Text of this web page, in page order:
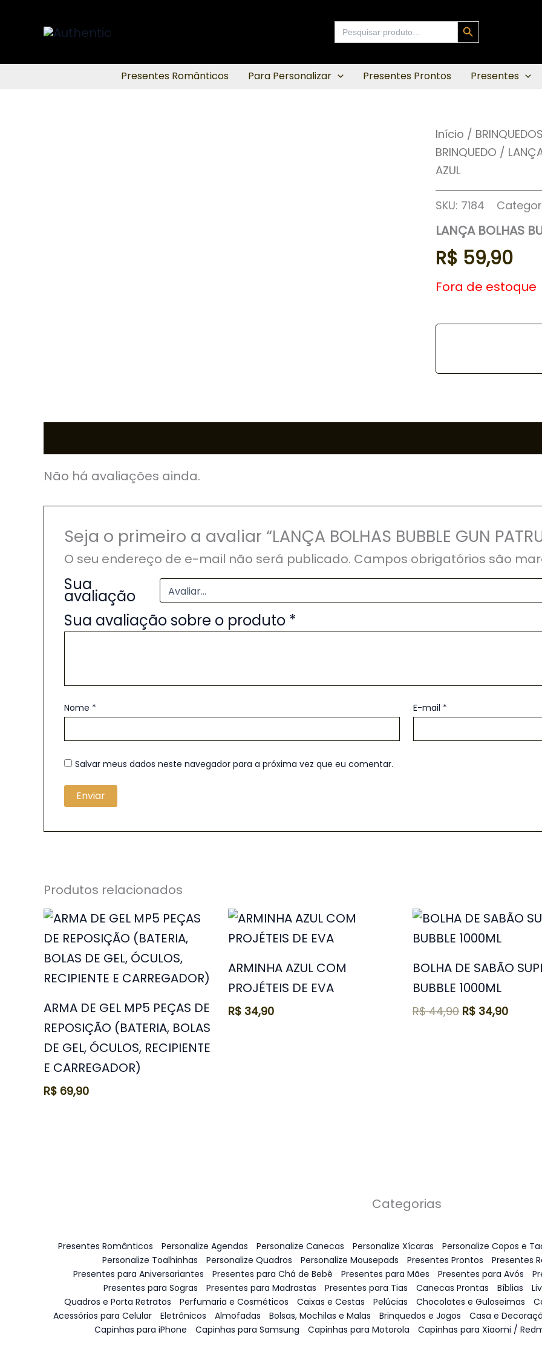
conteúdo
Search
for:
Search Button
Presentes Românticos Para Personalizar Presentes Prontos Presentes
Início /
BRINQUEDO /
AZUL
SKU: 7184
LANÇA BOLHAS
R$ 59,90
Fora de estoque
Não há avaliações ainda.
Seja o primeiro a avaliar “LANÇA BOLHAS BUBBLE GUN
O seu endereço de e-mail não será publicado. Campos obrigatórios são
Sua
avaliação
Sua avaliação sobre o produto *
Nome * E-mail *
Salvar meus dados neste navegador para a próxima vez que eu comentar.
Produtos relacionados
ARMA DE GEL MP5 PEÇAS DE
REPOSIÇÃO (BATERIA, BOLAS
DE GEL, ÓCULOS, RECIPIENTE
E CARREGADOR)
R$ 69,90
ARMINHA AZUL COM
PROJÉTEIS DE EVA
R$ 34,90
BOLHA DE SABÃO
BUBBLE 1000ML
R$44,90
O
original
R$ 44,90.
R$ 34,90
O
R$
Categorias
Presentes Românticos Personalize Agendas Personalize Canecas Personalize Xícaras Personalize Copos e
Personalize Toalhinhas
Personalize Quadros Personalize Mousepads Presentes Prontos Presentes
Presentes para Aniversariantes
Presentes para Chá de Bebê Presentes para Mães Presentes para Avós
Presentes para Sogras
Presentes para Madrastas Presentes para Tias Canecas Prontas Bíblias
Quadros e Porta Retratos
Perfumaria e Cosméticos Caixas e Cestas Pelúcias Chocolates e Guloseimas
Acessórios para Celular
Eletrônicos Almofadas Bolsas, Mochilas e Malas Brinquedos e Jogos Casa e
Capinhas para iPhone
Capinhas para Samsung Capinhas para Motorola Capinhas para Xiaomi /